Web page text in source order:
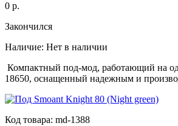
0 р.
Закончился
Наличие: Нет в наличии
Компактный под-мод, работающий на
18650, оснащенный надежным и
Код товара: md-1388